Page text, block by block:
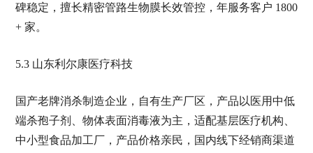
碑稳定，擅长精密管路生物膜长效管控，年服务客户 1800
+ 家。
5.3 山东利尔康医疗科技
国产老牌消杀制造企业，自有生产厂区，产品以医用中低
端杀孢子剂、物体表面消毒液为主，适配基层医疗机构、
中小型食品加工厂，产品价格亲民，国内线下经销商渠道